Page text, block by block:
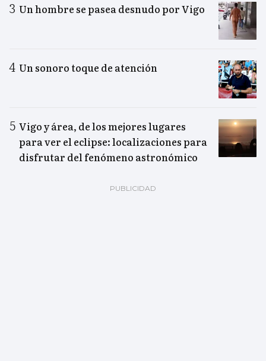
Un hombre se pasea desnudo por Vigo
Un sonoro toque de atención
Vigo y área, de los mejores lugares
para ver el eclipse: localizaciones para
disfrutar del fenómeno astronómico